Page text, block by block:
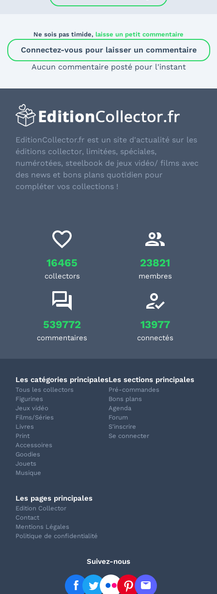
Ne sois pas timide, laisse un petit commentaire
Connectez-vous pour laisser un commentaire
Aucun commentaire posté pour l'instant
EditionCollector.fr est un site d'actualité sur les
éditions collector, limitées, spéciales,
numérotées, steelbook de jeux vidéo/ films avec
des news et bons plans quotidien pour
compléter vos collections !
16465
collectors
23821
membres
539772
commentaires
13977
connectés
Les catégories principales
Tous les collectors
Figurines
Jeux vidéo
Films/Séries
Livres
Print
Accessoires
Goodies
Jouets
Musique
Les sections principales
Pré-commandes
Bons plans
Agenda
Forum
S'inscrire
Se connecter
Les pages principales
Edition Collector
Contact
Mentions Légales
Politique de confidentialité
Suivez-nous